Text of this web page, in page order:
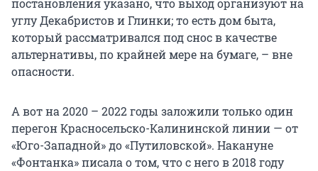
постановления указано, что выход организуют на
углу Декабристов и Глинки; то есть дом быта,
который рассматривался под снос в качестве
альтернативы, по крайней мере на бумаге, – вне
опасности.
А вот на 2020 – 2022 годы заложили только один
перегон Красносельско-Калининской линии — от
«Юго-Западной» до «Путиловской». Накануне
«Фонтанка» писала о том, что с него в 2018 году